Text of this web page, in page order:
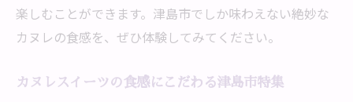
楽しむことができます。津島市でしか味わえない絶妙な
カヌレの食感を、ぜひ体験してみてください。
カヌレスイーツの食感にこだわる津島市特集